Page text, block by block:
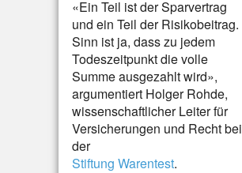
«Ein Teil ist der Sparvertrag
und ein Teil der Risikobeitrag.
Sinn ist ja, dass zu jedem
Todeszeitpunkt die volle
Summe ausgezahlt wird»,
argumentiert Holger Rohde,
wissenschaftlicher Leiter für
Versicherungen und Recht bei
der
Stiftung Warentest.